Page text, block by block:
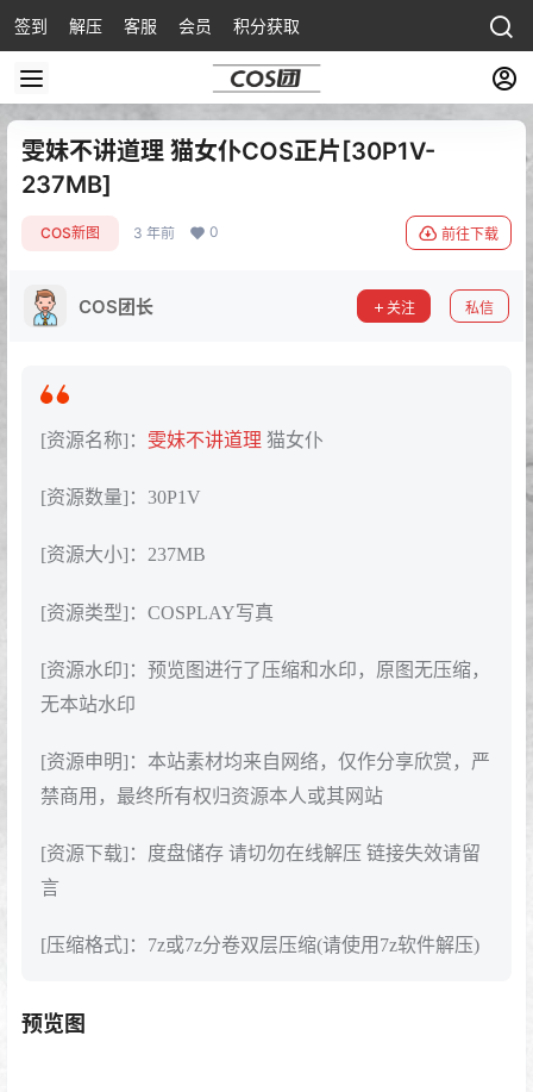
签到 解压 客服 会员 积分获取
雯妹不讲道理 猫女仆COS正片[30P1V-
237MB]
COS新图 3 年前 0 前往下载
COS团长 关注 私信
[资源名称]： 雯妹不讲道理 猫女仆
[资源数量]：30P1V
[资源大小]：237MB
[资源类型]：COSPLAY写真
[资源水印]：预览图进行了压缩和水印，原图无压缩，
无本站水印
[资源申明]：本站素材均来自网络，仅作分享欣赏，严
禁商用，最终所有权归资源本人或其网站
[资源下载]：度盘储存 请切勿在线解压 链接失效请留
言
[压缩格式]：7z或7z分卷双层压缩(请使用7z软件解压)
预览图